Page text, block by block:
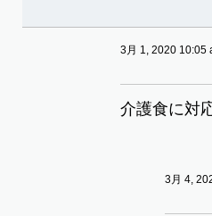
3月 1, 2020 10:05
介護食に対
3月 4,